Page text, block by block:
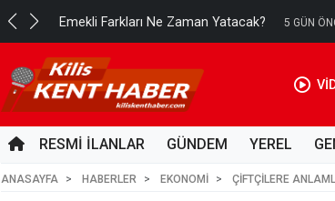
Emekli Farkları Ne Zaman Yatacak? 5 GÜN
RESMİ İLANLAR GÜNDEM YEREL
ANASAYFA HABERLER EKONOMİ ÇIFTÇILERE